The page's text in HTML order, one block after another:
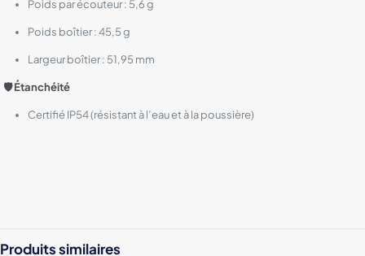
Poids par écouteur : 5,6 g
Poids boîtier : 45,5 g
Largeur boîtier : 51,95 mm
🛡️ Étanchéité
Certifié IP54 (résistant à l’eau et à la poussière)
Produits similaires